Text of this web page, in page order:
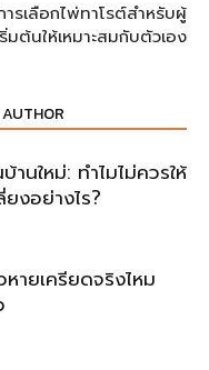
ารเลือกไพ่ทาโรต์สำหรับผู้
ริ่มต้นให้เหมาะสมกับตัวเอง
นใหม่: ทำไมไม่ควรให้
งอย่างไร?
ายเครียดจริงไหม